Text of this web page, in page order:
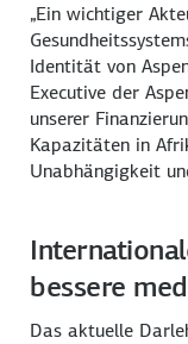
„Ein wichtiger
Identität von
Executive der
unserer
Kapazitäten in
Unabhängigkeit
bessere
Das aktuelle